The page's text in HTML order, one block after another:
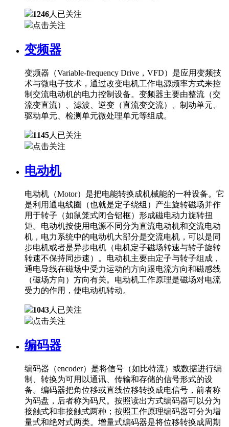
1246人已关注
点击关注
变频器
变频器（Variable-frequency Drive，VFD）是应用变频技
术与微电子技术，通过改变电机工作电源频率方式来控
制交流电动机的电力控制设备。变频器主要由整流（交
流变直流）、滤波、逆变（直流变交流）、制动单元、
驱动单元、检测单元微处理单元等组成。
1145人已关注
点击关注
电动机
电动机（Motor）是把电能转换成机械能的一种设备。它
是利用通电线圈（也就是定子绕组）产生旋转磁场并作
用于转子（如鼠笼式闭合铝框）形成磁电动力旋转扭
矩。电动机按使用电源不同分为直流电动机和交流电动
机，电力系统中的电动机大部分是交流电机，可以是同
步电机或者是异步电机（电机定子磁场转速与转子旋转
转速不保持同步速）。电动机主要由定子与转子组成，
通电导线在磁场中受力运动的方向跟电流方向和磁感线
（磁场方向）方向有关。电动机工作原理是磁场对电流
受力的作用，使电动机转动。
1043人已关注
点击关注
编码器
编码器（encoder）是将信号（如比特流）或数据进行编
制、转换为可用以通讯、传输和存储的信号形式的设
备。编码器把角位移或直线位移转换成电信号，前者称
为码盘，后者称为码尺。按照读出方式编码器可以分为
接触式和非接触式两种；按照工作原理编码器可分为增
量式和绝对式两类。增量式编码器是将位移转换成周期